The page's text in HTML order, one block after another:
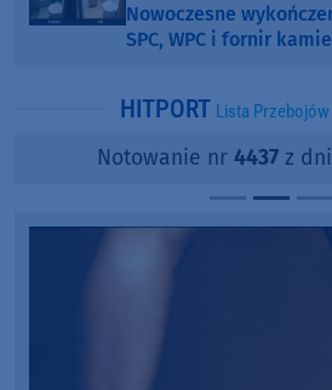
Nowoczesne
SPC, WPC i fornir
HITPORT Lista Przebojów
Notowanie nr 4437 z